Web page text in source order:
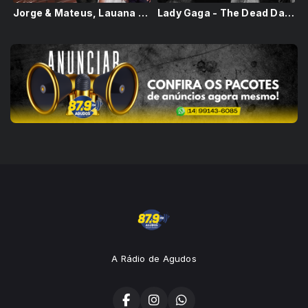
Jorge & Mateus, Lauana Prado - Haverá Sinais (Clipe Oficial) Lady Gaga - The Dead Dance (Official Music Video)
A Rádio de Agudos